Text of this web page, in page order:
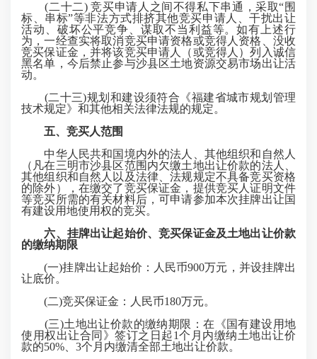
(二十二) 竞买申请人之间不得私下串通，采取“围
标、串标”等非法方式排挤其他竞买申请人、干扰出让
活动、破坏公平竞争、谋取不当利益等。如有上述行
为，一经查实将取消竞买申请资格或竞得人资格、没收
竞买保证金，并将该竞买申请人（或竞得人）列入诚信
黑名单，今后禁止参与沙县区土地资源交易市场出让活
动。
(二十三)规划和建设须符合《福建省城市规划管理
技术规定》和其他相关法律法规的规定。
五、竞买人范围
中华人民共和国境内外的法人、其他组织和自然人
（凡在三明市沙县区范围内欠缴土地出让价款的法人、
其他组织和自然人以及法律、法规规定不具备竞买资格
的除外），在缴交了竞买保证金，提供竞买人证明文件
等竞买所需的有关材料后，可申请参加本次挂牌出让国
有建设用地使用权的竞买。
六、挂牌出让起始价、竞买保证金及土地出让价款
的缴纳期限
(一)挂牌出让起始价：人民币900万元，并设挂牌出
让底价。
(二)竞买保证金：人民币180万元。
(三)土地出让价款的缴纳期限：在《国有建设用地
使用权出让合同》签订之日起1个月内缴纳土地出让价
款的50%、3个月内缴清全部土地出让价款。